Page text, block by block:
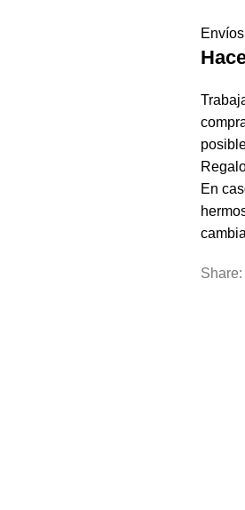
En
Share: